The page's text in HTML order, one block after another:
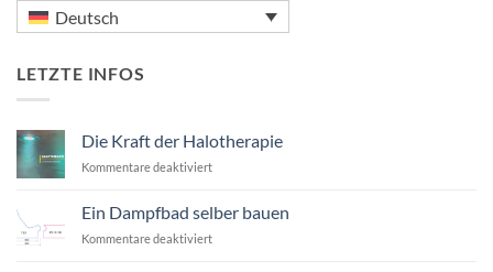
Deutsch
LETZTE INFOS
Die Kraft der Halotherapie
Kommentare deaktiviertfür
der
Halotherapie
Ein Dampfbad selber bauen
Kommentare deaktiviertfür